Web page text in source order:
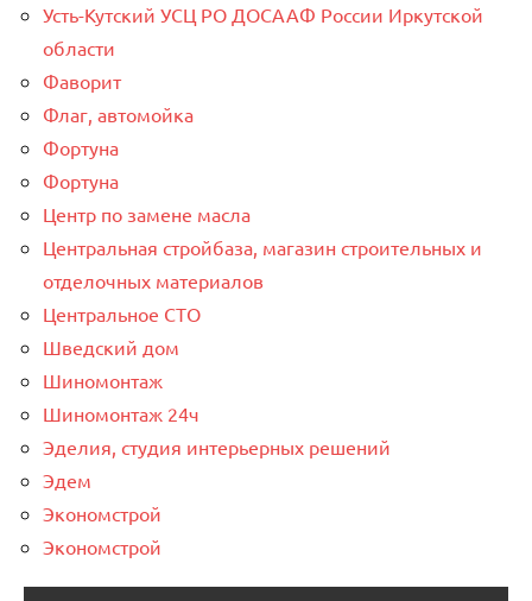
Усть-Кутский УСЦ РО ДОСААФ России Иркутской
области
Фаворит
Флаг, автомойка
Фортуна
Фортуна
Центр по замене масла
Центральная стройбаза, магазин строительных и
отделочных материалов
Центральное СТО
Шведский дом
Шиномонтаж
Шиномонтаж 24ч
Эделия, студия интерьерных решений
Эдем
Экономстрой
Экономстрой